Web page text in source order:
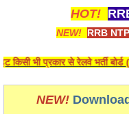
Register
Railway JOBS
RRB Apply Online
HOT!
NEW! RRB
भी प्रकार से रेलवे भर्ती बोर्ड
NEW!